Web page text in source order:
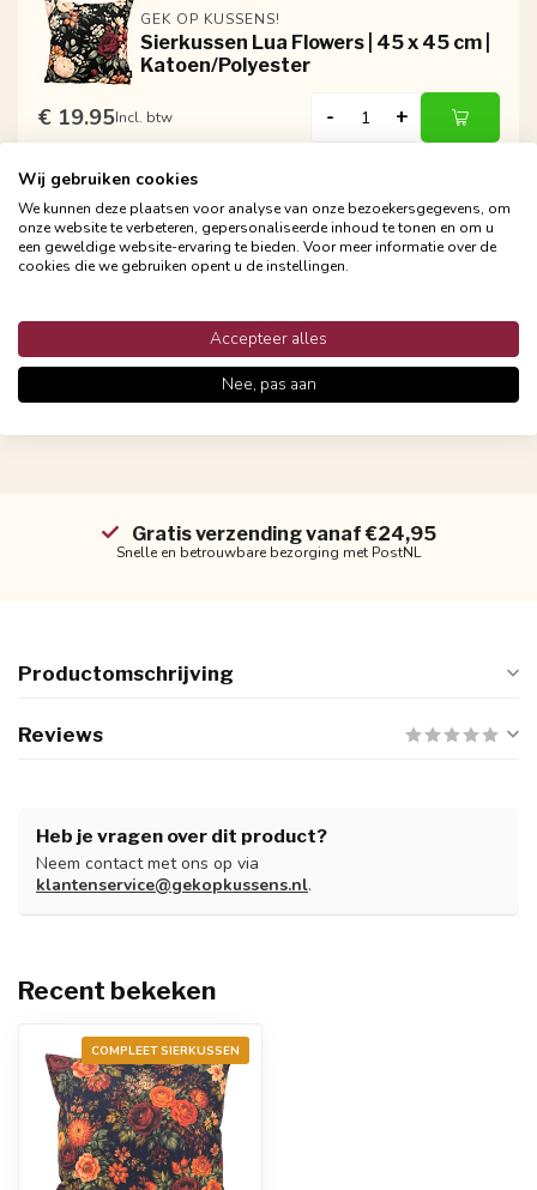
GEK OP KUSSENS!
Sierkussen Lua Flowers | 45 x 45 cm |
Katoen/Polyester
€ 19.95Incl. btw - +
GEK OP KUSSENS!
Sierkussen Retro Lou Flowers | 45 x
45 cm | Katoen/Polyester
Gratis verzending vanaf €24,95
Snelle en betrouwbare bezorging met PostNL
Productomschrijving
Reviews
Heb je vragen over dit product?
Neem contact met ons op via
klantenservice@gekopkussens.nl.
Recent bekeken
COMPLEET SIERKUSSEN
Wij gebruiken cookies
We kunnen deze plaatsen voor analyse van onze bezoekersgegevens, om
onze website te verbeteren, gepersonaliseerde inhoud te tonen en om u
een geweldige website-ervaring te bieden. Voor meer informatie over de
cookies die we gebruiken opent u de instellingen.
Accepteer alles
Nee, pas aan